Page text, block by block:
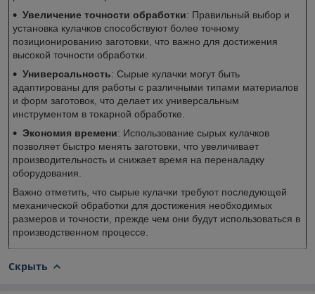
Увеличение точности обработки: Правильный выбор и
установка кулачков способствуют более точному
позиционированию заготовки, что важно для достижения
высокой точности обработки.
Универсальность: Сырые кулачки могут быть
адаптированы для работы с различными типами материалов
и форм заготовок, что делает их универсальным
инструментом в токарной обработке.
Экономия времени: Использование сырых кулачков
позволяет быстро менять заготовки, что увеличивает
производительность и снижает время на переналадку
оборудования.
Важно отметить, что сырые кулачки требуют последующей
механической обработки для достижения необходимых
размеров и точности, прежде чем они будут использоваться в
производственном процессе.
Скрыть